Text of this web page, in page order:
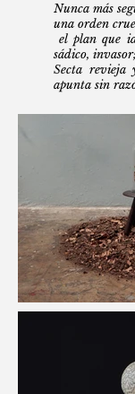
Nunca más
una orden
el plan que
sádico, invasor;
Secta revieja
apunta sin